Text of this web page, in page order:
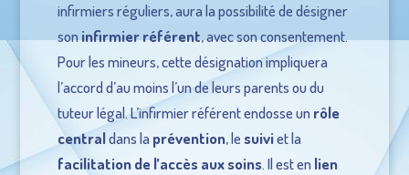
infirmiers réguliers, aura la possibilité de désigner
soninfirmier référent, avec son consentement.
Pour les mineurs, cette désignation impliquera
l’accord d’au moins l’un de leurs parents ou du
tuteur légal. L’infirmier référent endosse un rôle
centraldans la prévention, lesuiviet la
facilitation de l’accès aux soins. Il est en lien